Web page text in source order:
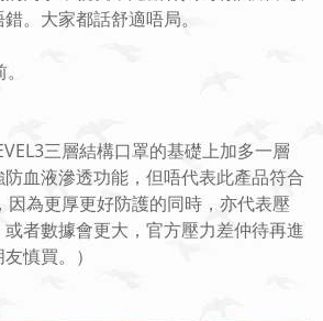
。大家都話舒適唔局。
三層結構口罩的基礎上加多一層
血液滲透功能，但唔代表此產品符合
因為更厚更好防護的同時，亦代表壓
者數據會更大，官方壓力差仲待再進
慎買。）